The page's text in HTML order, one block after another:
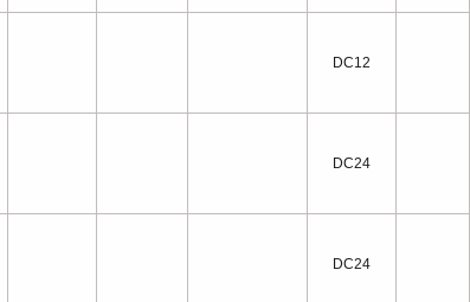
DC12
DC24
DC24